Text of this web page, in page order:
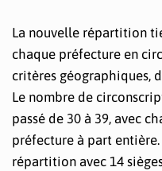
La nouvelle répartition
chaque préfecture en
critères géographiques,
Le nombre de
passé de 30 à 39, avec
préfecture à part
répartition avec 14